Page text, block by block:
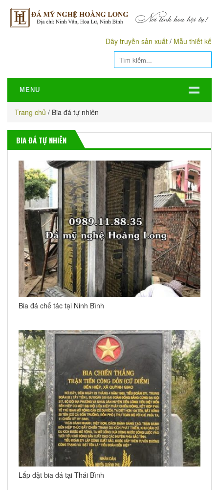
Dây truyền sản xuất / Mẫu thiết kế
MENU
Trang chủ / Bia đá tự nhiên
BIA ĐÁ TỰ NHIÊN
Bia đá chế tác tại Ninh Bình
Lắp đặt bia đá tại Thái Bình